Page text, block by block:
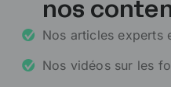
nos
Nos articles experts
Nos vidéos sur les